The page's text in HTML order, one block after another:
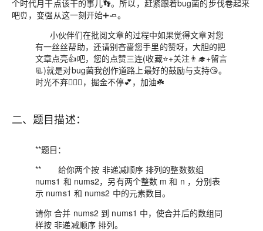
个时代月干点该干的事儿👣。所以，赶紧跟着bug菌的步伐卷起来
吧⏰，变强从这一刻开始➕🧈。
小伙伴们在批阅文章的过程中如果觉得文章对您
有一丝丝帮助，还请别吝啬您手里的赞呀，大胆的把
文章点亮👍吧，您的点赞三连(收藏⭐️+关注👨‍🎓+留言
📃)就是对bug菌我创作道路上最好的鼓励与支持😘。
时光不弃🏃🏻‍♀️，掘金不停💕，加油☘️
二、题目描述：
**题目：
** 给你两个按 非递减顺序 排列的整数数组
nums1 和 nums2，另有两个整数 m 和 n ，分别表
示 nums1 和 nums2 中的元素数目。
请你 合并 nums2 到 nums1 中，使合并后的数组同
样按 非递减顺序 排列。